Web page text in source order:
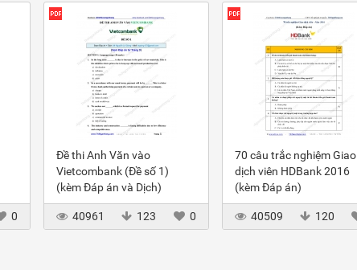
0
Đề thi Anh Văn vào
Vietcombank (Đề số 1)
(kèm Đáp án và Dịch)
40961 123 0
70 câu trắc nghiệm Giao
dịch viên HDBank 2016
(kèm Đáp án)
40509 120